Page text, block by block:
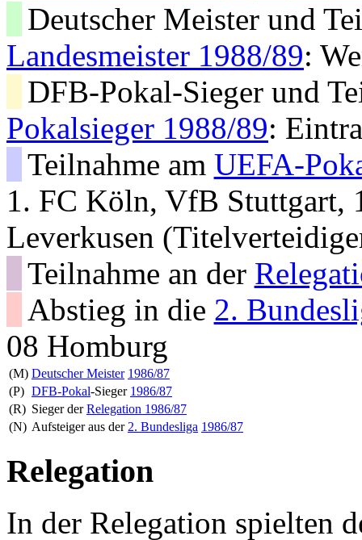
Deutscher Meister und
Landesmeister 1988/89:
DFB-Pokal-Sieger und
Pokalsieger 1988/89:
Teilnahme am UEFA-
1. FC Köln, VfB Stuttgart,
Leverkusen
Teilnahme an der
Abstieg in die 2.
08 Homburg
(M) Deutscher Meister 1986/87
(P) DFB-Pokal-Sieger 1986/87
(R) Sieger derRelegation 1986/87
(N) Aufsteiger aus der 2. Bundesliga 1986/87
Relegation
In der Relegation spielten